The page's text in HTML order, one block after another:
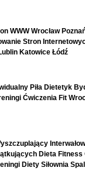
WWW Wrocław
Stron
Katowice Łódź
Piła Dietetyk
Ćwiczenia Fit
Dieta Fitness
Diety Siłownia